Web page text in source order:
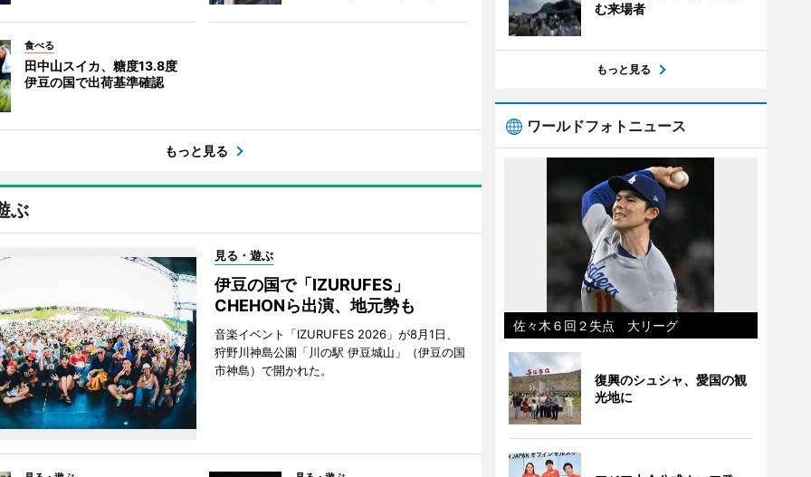
食べる
田中山スイカ、糖度13.8度
伊豆の国で出荷基準確認
もっと見る
ぶ
見る・遊ぶ
伊豆の国で「IZURUFES」
CHEHONら出演、地元勢も
音楽イベント「IZURUFES 2026」が8月1日、
狩野川神島公園「川の駅 伊豆城山」（伊豆の国
市神島）で開かれた。
む来場者
もっと見る
ワールドフォトニュース
佐々木６回２失点 大リーグ
復興のシュシャ、愛国の観
光地に